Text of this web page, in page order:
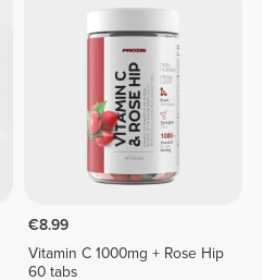
€8.99
Vitamin C 1000mg + Rose Hip
60 tabs